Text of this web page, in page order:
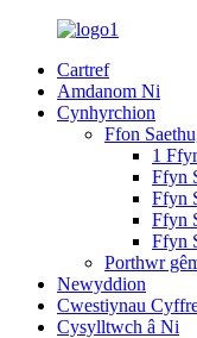
Cartref
Amdanom Ni
Cynhyrchion
Ffon
1
Ffyn
Ffyn
Ffyn
Ffyn
Porthwr
Newyddion
Cwestiynau
Cysylltwch â Ni